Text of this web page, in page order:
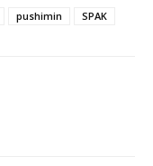
pushimin SPAK